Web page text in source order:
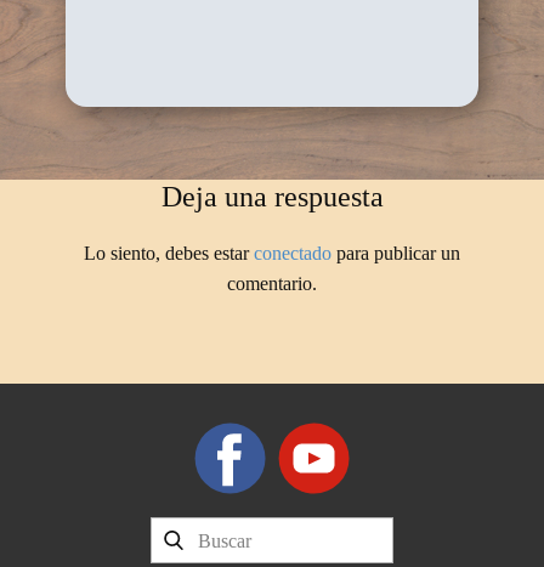
Deja una respuesta
Lo siento, debes estarconectado para publicar un
comentario.